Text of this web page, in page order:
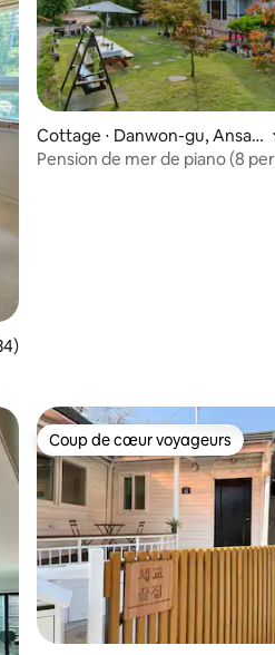
4,96 sur 5
moyenne sur la base de 34
Cottage ⋅ Danwon-gu, Ansan
-si
Pension de mer de piano (8
Coup de cœur voyageurs
Coup de cœur voyageurs